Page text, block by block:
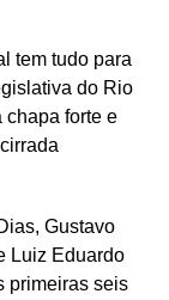
tem tudo para
do Rio
chapa forte e
Gustavo
Luiz Eduardo
primeiras seis